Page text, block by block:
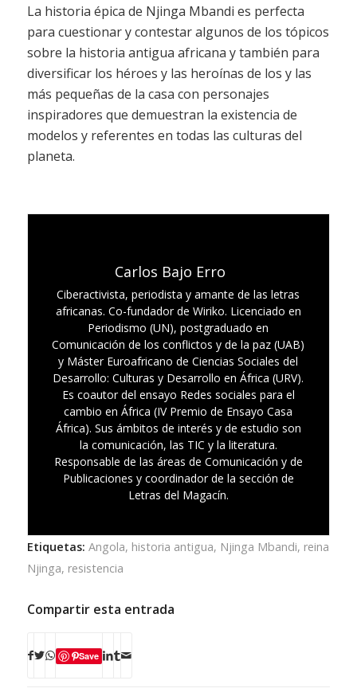
La historia épica de Njinga Mbandi es perfecta
para cuestionar y contestar algunos de los tópicos
sobre la historia antigua africana y también para
diversificar los héroes y las heroínas de los y las
más pequeñas de la casa con personajes
inspiradores que demuestran la existencia de
modelos y referentes en todas las culturas del
planeta.
Carlos Bajo Erro
Ciberactivista, periodista y amante de las letras
africanas. Co-fundador de Wiriko. Licenciado en
Periodismo (UN), postgraduado en
Comunicación de los conflictos y de la paz (UAB)
y Máster Euroafricano de Ciencias Sociales del
Desarrollo: Culturas y Desarrollo en África (URV).
Es coautor del ensayo Redes sociales para el
cambio en África (IV Premio de Ensayo Casa
África). Sus ámbitos de interés y de estudio son
la comunicación, las TIC y la literatura.
Responsable de las áreas de Comunicación y de
Publicaciones y coordinador de la sección de
Letras del Magacín.
Etiquetas: Angola, historia antigua, Njinga Mbandi, reina
Njinga, resistencia
Compartir esta entrada
Save